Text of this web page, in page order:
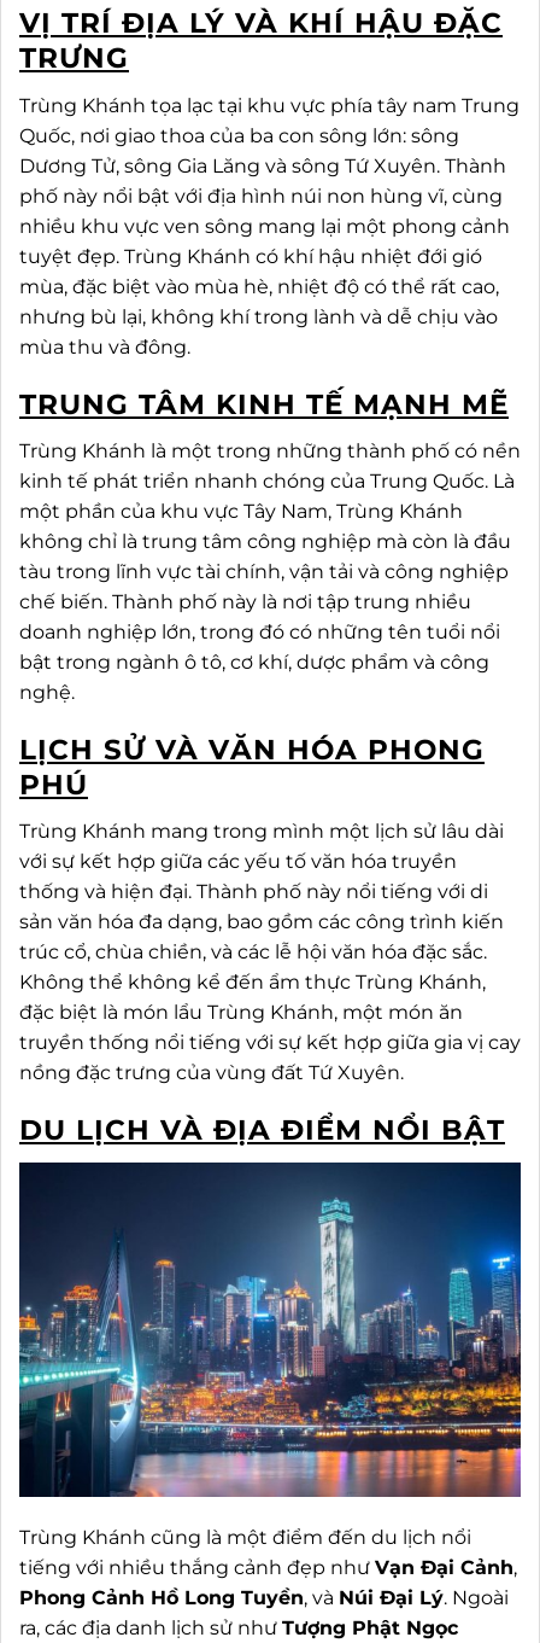
VỊ TRÍ ĐỊA LÝ VÀ KHÍ HẬU ĐẶC
TRƯNG
Trùng Khánh tọa lạc tại khu vực phía tây nam Trung
Quốc, nơi giao thoa của ba con sông lớn: sông
Dương Tử, sông Gia Lăng và sông Tứ Xuyên. Thành
phố này nổi bật với địa hình núi non hùng vĩ, cùng
nhiều khu vực ven sông mang lại một phong cảnh
tuyệt đẹp. Trùng Khánh có khí hậu nhiệt đới gió
mùa, đặc biệt vào mùa hè, nhiệt độ có thể rất cao,
nhưng bù lại, không khí trong lành và dễ chịu vào
mùa thu và đông.
TRUNG TÂM KINH TẾ MẠNH MẼ
Trùng Khánh là một trong những thành phố có nền
kinh tế phát triển nhanh chóng của Trung Quốc. Là
một phần của khu vực Tây Nam, Trùng Khánh
không chỉ là trung tâm công nghiệp mà còn là đầu
tàu trong lĩnh vực tài chính, vận tải và công nghiệp
chế biến. Thành phố này là nơi tập trung nhiều
doanh nghiệp lớn, trong đó có những tên tuổi nổi
bật trong ngành ô tô, cơ khí, dược phẩm và công
nghệ.
LỊCH SỬ VÀ VĂN HÓA PHONG
PHÚ
Trùng Khánh mang trong mình một lịch sử lâu dài
với sự kết hợp giữa các yếu tố văn hóa truyền
thống và hiện đại. Thành phố này nổi tiếng với di
sản văn hóa đa dạng, bao gồm các công trình kiến
trúc cổ, chùa chiền, và các lễ hội văn hóa đặc sắc.
Không thể không kể đến ẩm thực Trùng Khánh,
đặc biệt là món lẩu Trùng Khánh, một món ăn
truyền thống nổi tiếng với sự kết hợp giữa gia vị cay
nồng đặc trưng của vùng đất Tứ Xuyên.
DU LỊCH VÀ ĐỊA ĐIỂM NỔI BẬT
Trùng Khánh cũng là một điểm đến du lịch nổi
tiếng với nhiều thắng cảnh đẹp như Vạn Đại Cảnh,
Phong Cảnh Hồ Long Tuyền, và Núi Đại Lý. Ngoài
ra, các địa danh lịch sử như Tượng Phật Ngọc